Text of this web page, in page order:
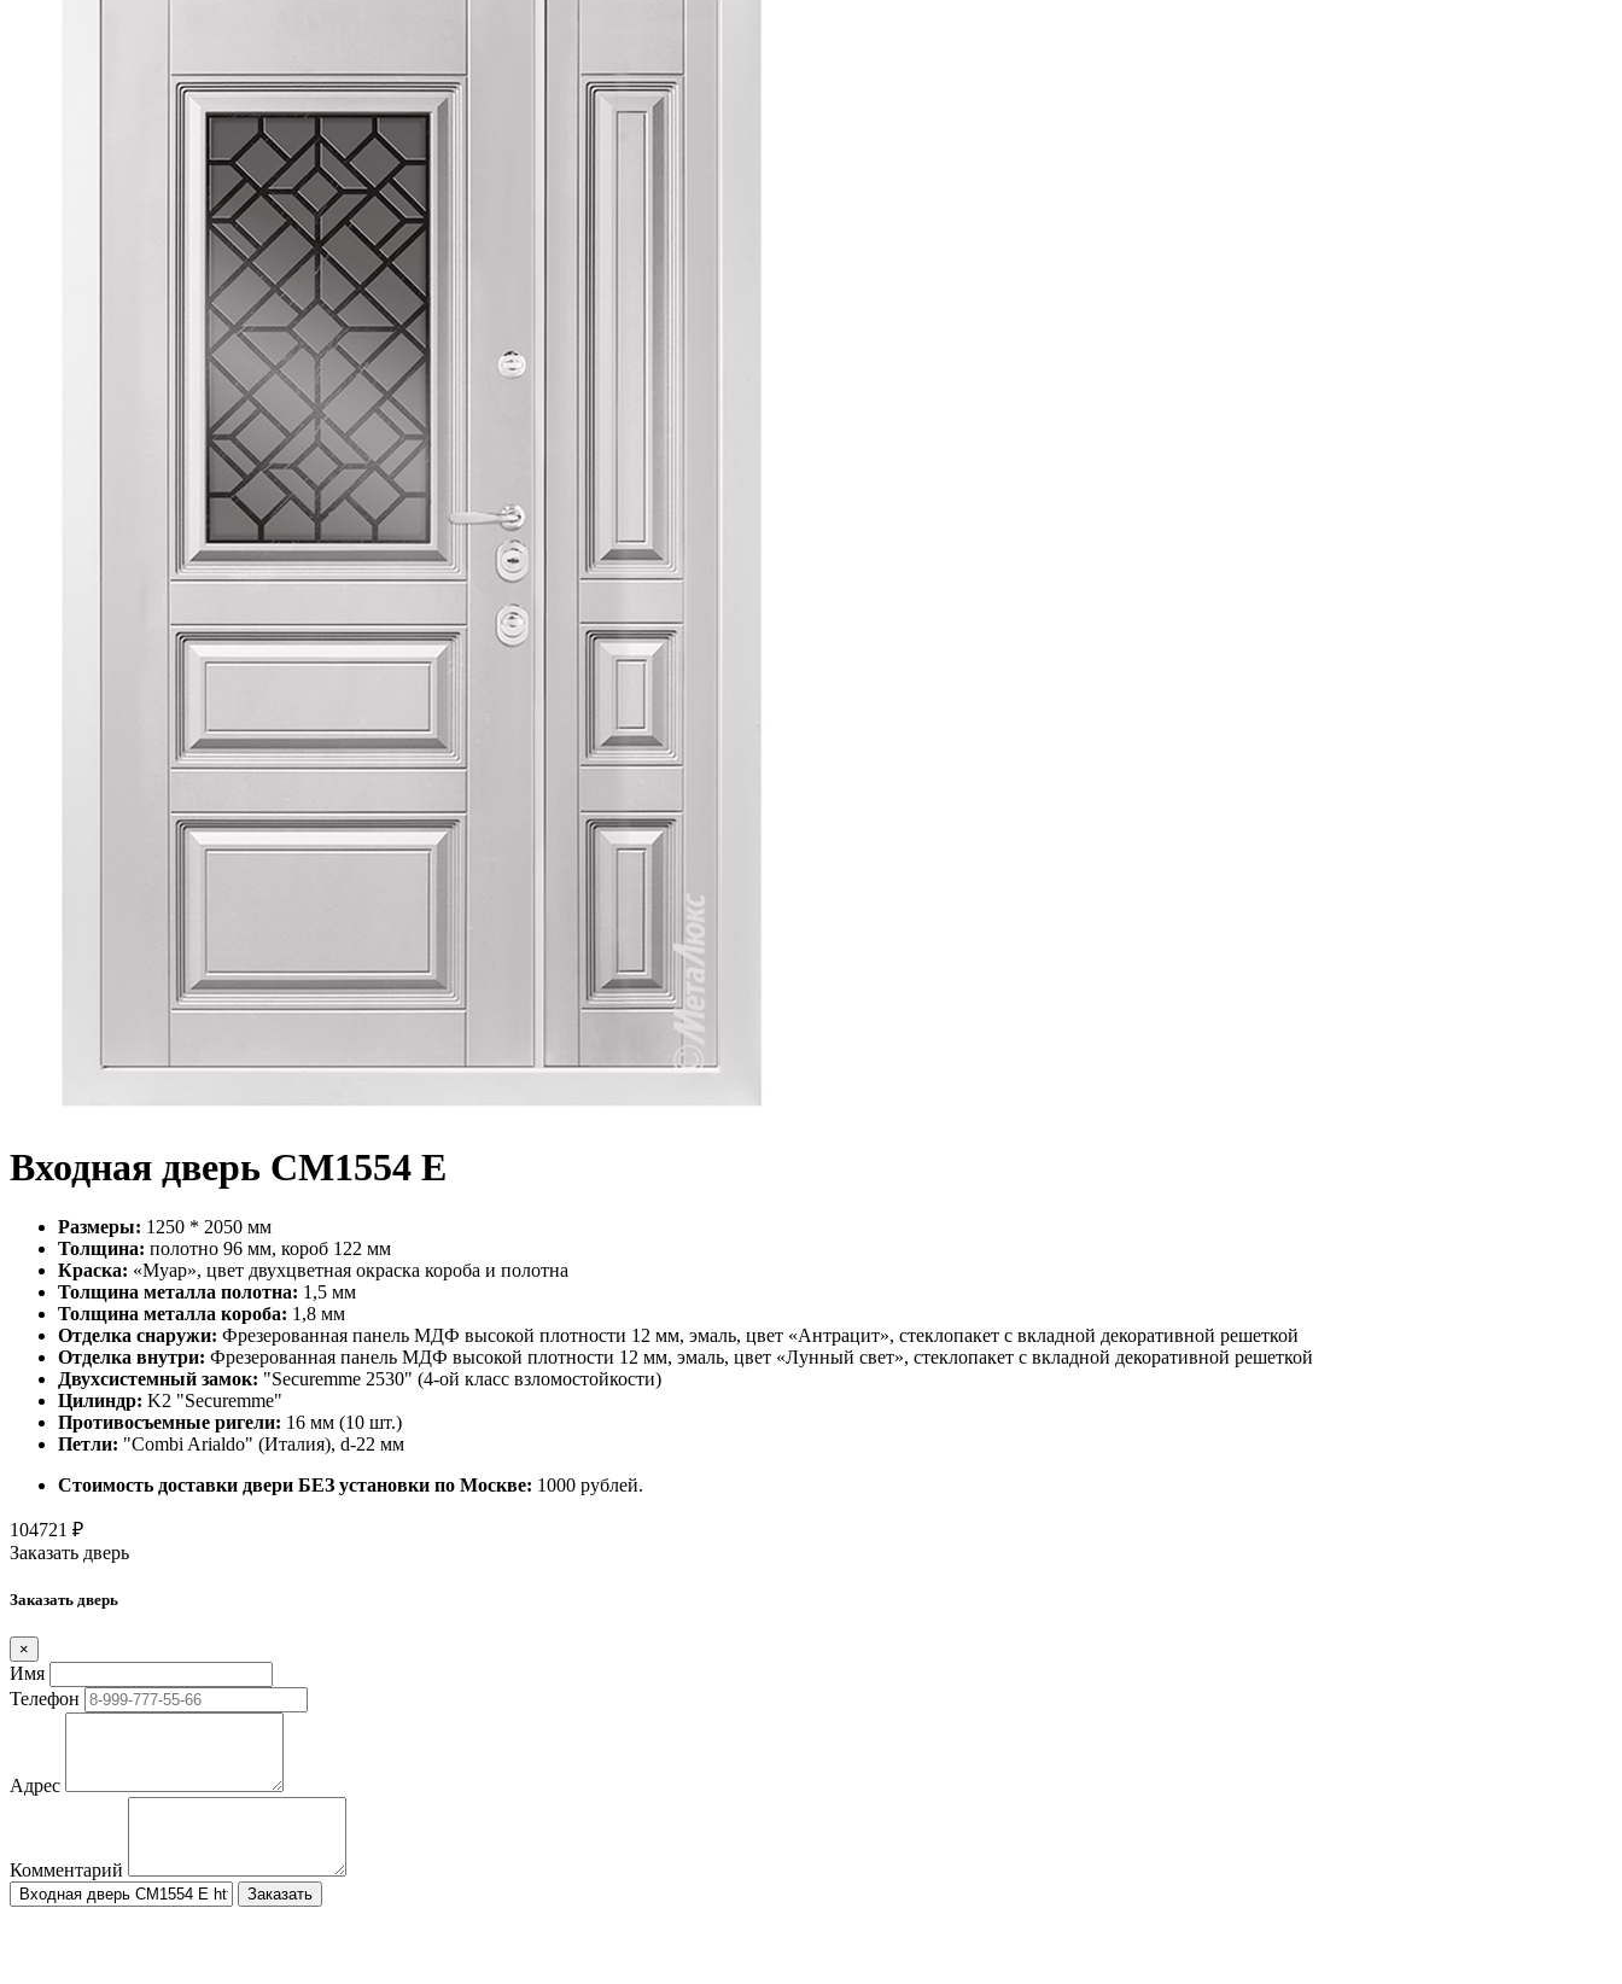
Входная дверь СМ1554 Е
Размеры: 1250 * 2050 мм
Толщина: полотно 96 мм, короб 122 мм
Краска: «Муар», цвет двухцветная окраска короба и полотна
Толщина металла полотна: 1,5 мм
Толщина металла короба: 1,8 мм
Отделка снаружи: Фрезерованная панель МДФ высокой плотности 12 мм, эмаль, цвет «Антрацит», стеклопакет с вкладной декоративной решеткой
Отделка внутри: Фрезерованная панель МДФ высокой плотности 12 мм, эмаль, цвет «Лунный свет», стеклопакет с вкладной декоративной решеткой
Двухсистемный замок: "Securemme 2530" (4-ой класс взломостойкости)
Цилиндр: K2 "Securemme"
Противосъемные ригели: 16 мм (10 шт.)
Петли: "Combi Arialdo" (Италия), d-22 мм
Стоимость доставки двери БЕЗ установки по Москве: 1000 рублей.
104721 ₽
Заказать дверь
Заказать дверь
×
Имя
Телефон
Адрес
Комментарий
Заказать